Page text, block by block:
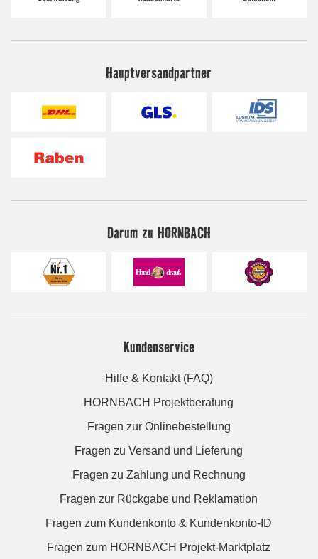
Hauptversandpartner
Darum zu HORNBACH
Kundenservice
Hilfe & Kontakt (FAQ)
HORNBACH Projektberatung
Fragen zur Onlinebestellung
Fragen zu Versand und Lieferung
Fragen zu Zahlung und Rechnung
Fragen zur Rückgabe und Reklamation
Fragen zum Kundenkonto & Kundenkonto-ID
Fragen zum HORNBACH Projekt-Marktplatz